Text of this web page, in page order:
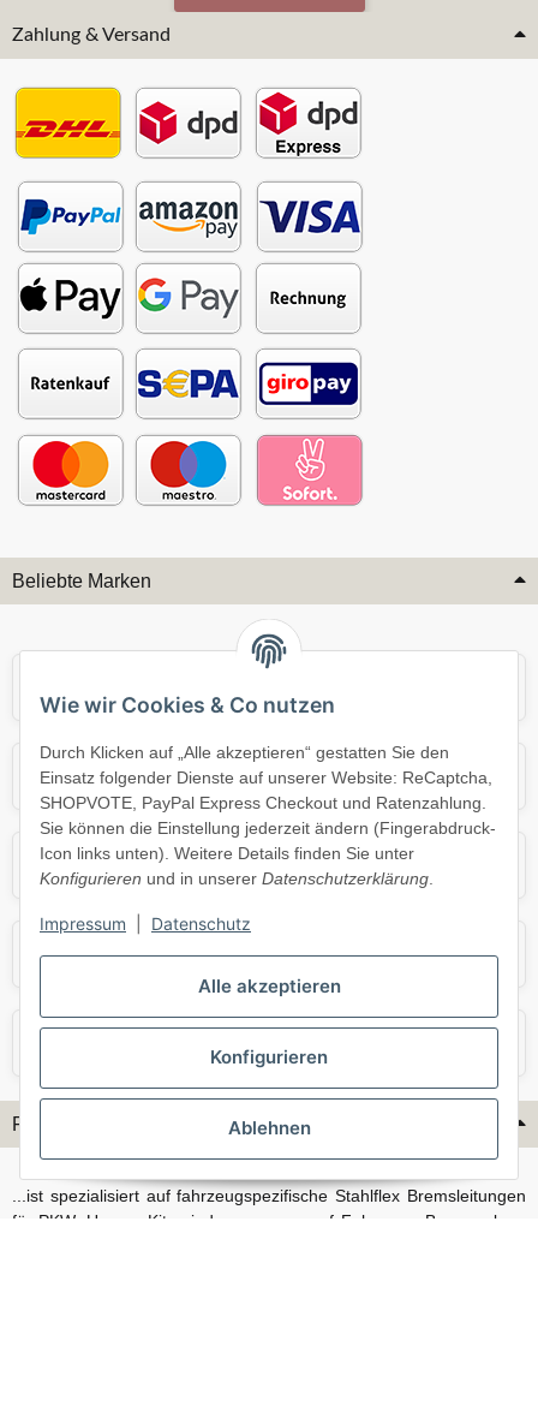
Alle akzeptieren
Konfigurieren
Ablehnen
Wie wir Cookies & Co nutzen
Durch Klicken auf „Alle akzeptieren“ gestatten Sie den
Einsatz folgender Dienste auf unserer Website: ReCaptcha,
SHOPVOTE, PayPal Express Checkout und Ratenzahlung.
Sie können die Einstellung jederzeit ändern (Fingerabdruck-
Icon links unten). Weitere Details finden Sie unter
Konfigurieren und in unserer Datenschutzerklärung.
Impressum Datenschutz
Zahlung & Versand
Beliebte Marken
Mercedes Mini
Opel Porsche
Skoda Smart
Flex-Hydraulik...
...ist spezialisiert auf fahrzeugspezifische Stahlflex Bremsleitungen
für PKW. Unsere Kits sind passgenau auf Fahrzeug, Bremsanlage